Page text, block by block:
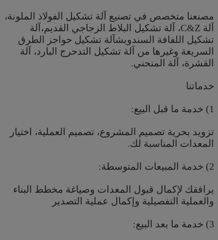
مصنعنا متخصص في تصنيع آلة تشكيل الفولاذ الملونة،
آلة C&Z، آلة تشكيل البلاط الزجاجي القديم،آلة
تشكيل اللفافة السندويشآلة تشكيل حواجز الطرق
السريعة وغيرها من آلة تشكيل التدحرج البارد، آلة
القشرة، آلة المنحني.
خدماتنا
1) خدمة ما قبل البيع:
تزويد بحرية تصميم المشروع، تصميم العملية، اختيار
المعدات المناسبة لك.
2) خدمة المبيعات المتوسطة:
يرافقك لإكمال قبول المعدات وصياغة مخطط البناء
والعملية التفصيلية وإكمال عملية التصدير
3) خدمة ما بعد البيع: